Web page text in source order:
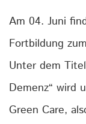
Am 04. Juni
Fortbildung
Unter dem
Demenz“ wird
Green Care,